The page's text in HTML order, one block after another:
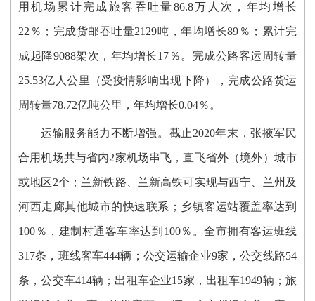
用机场累计完成旅客吞吐量86.8万人次，年均增长
22％；完成货邮吞吐量2129吨，年均增长89％；累计完
成起降9088架次，年均增长17％。完成公路客运周转量
25.53亿人公里（受疫情影响出现下降），完成公路货运
周转量78.72亿吨公里，年均增长0.04％。
运输服务能力不断增强。截止2020年末，张掖军民
合用机场共与省内2家机场串飞，直飞省外（境外）城市
或地区2个；兰新铁路、兰新高铁可实现与西宁、兰州及
河西走廊其他城市的快速联系；乡镇客运站覆盖率达到
100％，建制村通客车率达到100％。全市拥有客运班线
317条，班线客车444辆；公交运输企业9家，公交线路54
条，公交车414辆；出租车企业15家，出租车1949辆；旅